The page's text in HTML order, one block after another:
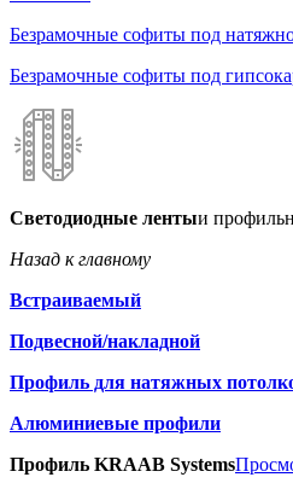
Безрамочные софиты под
Безрамочные софиты под
Светодиодные лентыи
Назад к главному
Встраиваемый
Подвесной/накладной
Профиль для натяжных
Алюминиевые профили
Профиль KRAAB Systems